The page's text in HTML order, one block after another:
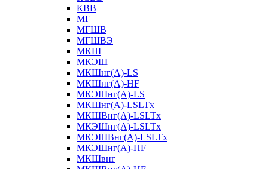
КВВ
МГ
МГШВ
МГШВЭ
МКШ
МКЭШ
МКШнг(А)-LS
МКШнг(А)-HF
МКЭШнг(А)-LS
МКШнг(А)-LSLTx
МКШВнг(A)-LSLTx
МКЭШнг(А)-LSLTx
МКЭШВнг(A)-LSLTx
МКЭШнг(А)-HF
МКШвнг